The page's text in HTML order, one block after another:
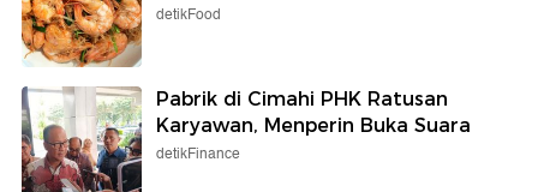
detikFood
Pabrik di Cimahi PHK Ratusan
Karyawan, Menperin Buka Suara
detikFinance